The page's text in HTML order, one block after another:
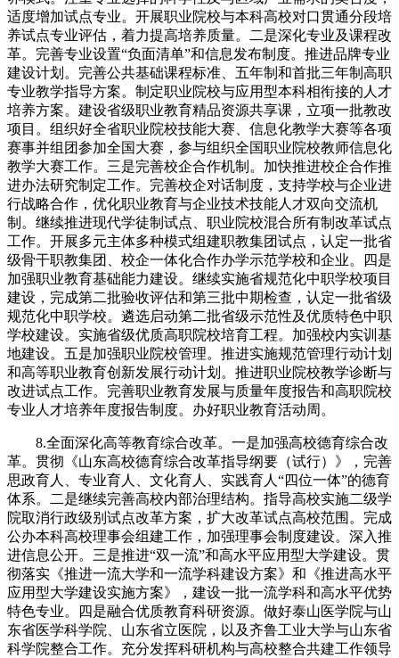
适度增加试点专业。开展职业院校与本科高校对口贯通分段培
养试点专业评估，着力提高培养质量。二是深化专业及课程改
革。完善专业设置“负面清单”和信息发布制度。推进品牌专业
建设计划。完善公共基础课程标准、五年制和首批三年制高职
专业教学指导方案。制定职业院校与应用型本科相衔接的人才
培养方案。建设省级职业教育精品资源共享课，立项一批教改
项目。组织好全省职业院校技能大赛、信息化教学大赛等各项
赛事并组团参加全国大赛，参与组织全国职业院校教师信息化
教学大赛工作。三是完善校企合作机制。加快推进校企合作推
进办法研究制定工作。完善校企对话制度，支持学校与企业进
行战略合作，优化职业教育与企业技术技能人才双向交流机
制。继续推进现代学徒制试点、职业院校混合所有制改革试点
工作。开展多元主体多种模式组建职教集团试点，认定一批省
级骨干职教集团、校企一体化合作办学示范学校和企业。四是
加强职业教育基础能力建设。继续实施省规范化中职学校项目
建设，完成第二批验收评估和第三批中期检查，认定一批省级
规范化中职学校。遴选启动第二批省级示范性及优质特色中职
学校建设。实施省级优质高职院校培育工程。加强校内实训基
地建设。五是加强职业院校管理。推进实施规范管理行动计划
和高等职业教育创新发展行动计划。推进职业院校教学诊断与
改进试点工作。完善职业教育发展与质量年度报告和高职院校
专业人才培养年度报告制度。办好职业教育活动周。
8.全面深化高等教育综合改革。一是加强高校德育综合改
革。贯彻《山东高校德育综合改革指导纲要（试行）》，完善
思政育人、专业育人、文化育人、实践育人“四位一体”的德育
体系。二是继续完善高校内部治理结构。指导高校实施二级学
院取消行政级别试点改革方案，扩大改革试点高校范围。完成
公办本科高校理事会组建工作，加强理事会制度建设。深入推
进信息公开。三是推进“双一流”和高水平应用型大学建设。贯
彻落实《推进一流大学和一流学科建设方案》和《推进高水平
应用型大学建设实施方案》，建设一批一流学科和高水平优势
特色专业。四是融合优质教育科研资源。做好泰山医学院与山
东省医学科学院、山东省立医院，以及齐鲁工业大学与山东省
科学院整合工作。充分发挥科研机构与高校整合共建工作领导